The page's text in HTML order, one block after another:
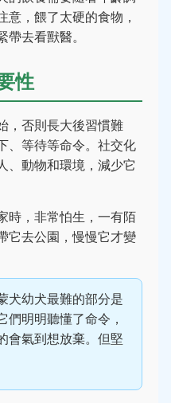
，餵了太硬的食物，
去看獸醫。
性
，否則長大後習慣難
、等待等命令。社交化
、動物和環境，減少它
時，非常怕生，一有陌
它去公園，慢慢它才變
犬幼犬最難的部分是
們明明聽懂了命令，
會氣到想放棄。但堅